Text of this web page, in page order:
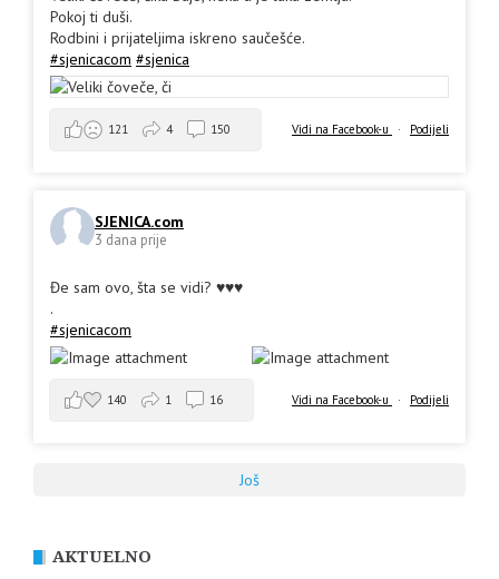
Pokoj ti duši.
Rodbini i prijateljima iskreno saučešće.
#sjenicacom #sjenica
Vidi na Facebook-u · Podijeli
121 4 150
SJENICA.com
3 dana prije
Đe sam ovo, šta se vidi? ♥️♥️♥️
.
#sjenicacom
Vidi na Facebook-u · Podijeli
140 1 16
Još
AKTUELNO